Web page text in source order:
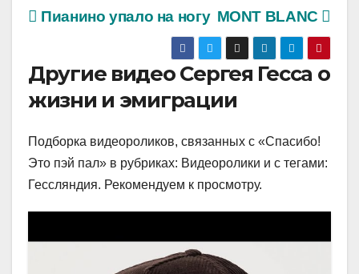
MONT BLANC
Пианино упало на ногу
Другие видео Сергея Гесса о
жизни и эмиграции
Подборка видеороликов, связанных с «Спасибо!
Это пэй пал» в рубриках: Видеоролики и с тегами:
Гессляндия. Рекомендуем к просмотру.